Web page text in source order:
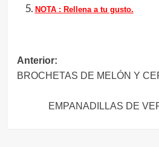
NOTA: Rellena a tu gusto.
Navegación
de
entradas
Anterior:
BROCHETAS DE MELÓN Y
EMPANADILLAS DE